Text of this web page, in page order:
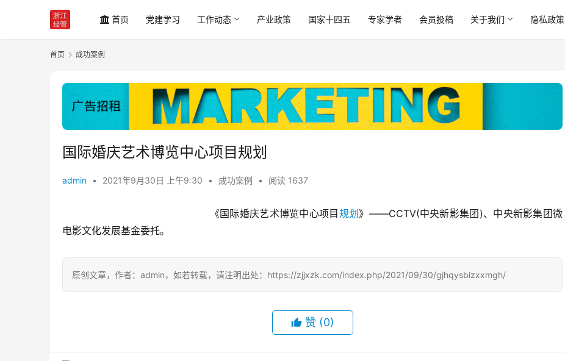
首页 党建学习 工作动态 产业政策 国家十四五 专家学者 会员投稿 关于我们 隐私政策
首页 成功案例
国际婚庆艺术博览中心项目规划
admin • 2021年9月30日 上午9:30 • 成功案例 • 阅读 1637
						《国际婚庆艺术博览中心项目
规划》——CCTV(中央新影集团)、中央新影集团微
原创文章，作者：admin，如若转载，请注明出处：https://zjjxzk.com/index.php/2021/09/30/gjhqysblzxxmgh/
赞 (0)